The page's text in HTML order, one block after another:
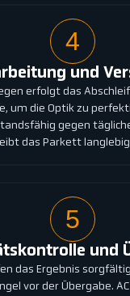
4
und
erfolgt das
um die Optik zu
gegen
das Parkett
5
und
das Ergebnis
vor der Übergabe.